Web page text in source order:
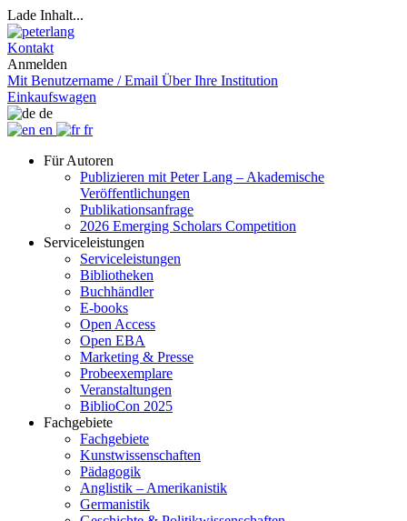
Lade Inhalt...
Kontakt
Anmelden
Mit Benutzername / Email Über Ihre Institution
Einkaufswagen
de
en
fr
Für Autoren
Publizieren mit Peter Lang – Akademische
Veröffentlichungen
Publikationsanfrage
2026 Emerging Scholars Competition
Serviceleistungen
Serviceleistungen
Bibliotheken
Buchhändler
E-books
Open Access
Open EBA
Marketing & Presse
Probeexemplare
Veranstaltungen
BiblioCon 2025
Fachgebiete
Fachgebiete
Kunstwissenschaften
Pädagogik
Anglistik – Amerikanistik
Germanistik